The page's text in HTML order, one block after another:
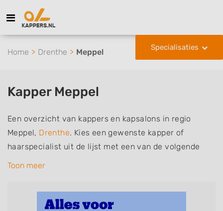
Specialisaties
Home Drenthe Meppel
Kapper Meppel
Een overzicht van kappers en kapsalons in regio
Meppel, Drenthe. Kies een gewenste kapper of
haarspecialist uit de lijst met een van de volgende
specialisaties of aantekeningen: mannen of
zonder afspraak terecht kunt. De vermelde kappers
Toon meer